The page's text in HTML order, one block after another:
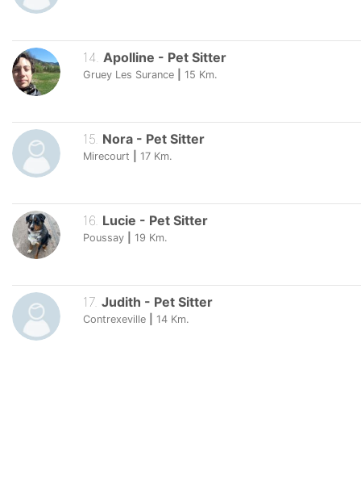
14 Apolline - Pet Sitter
Gruey Les Surance 15 Km.
15 Nora - Pet Sitter
Mirecourt 17 Km.
16 Lucie - Pet Sitter
Poussay 19 Km.
17. Judith - Pet Sitter
Contrexeville 14 Km.